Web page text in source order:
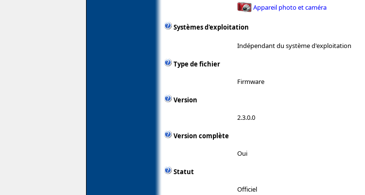
Appareil photo et caméra
Systèmes d'exploitation
Indépendant du système d'exploitation
Type de fichier
Firmware
Version
2.3.0.0
Version complète
Oui
Statut
Officiel